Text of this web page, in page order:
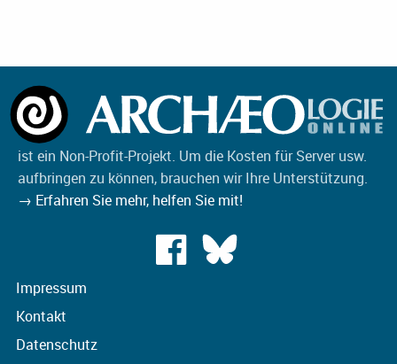
ist ein Non-Profit-Projekt. Um die Kosten für Server usw.
aufbringen zu können, brauchen wir Ihre Unterstützung.
→ Erfahren Sie mehr, helfen Sie mit!
Impressum
Kontakt
Datenschutz